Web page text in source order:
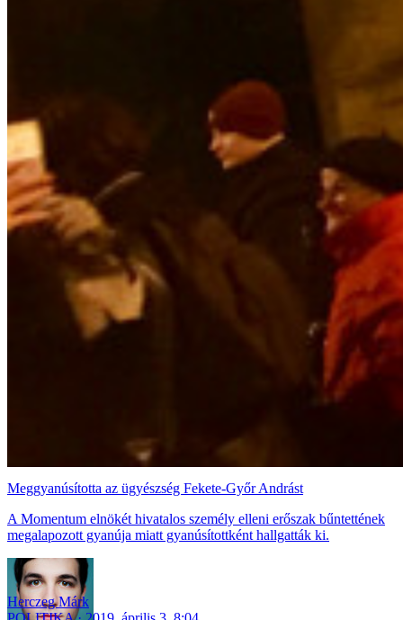
Meggyanúsította az ügyészség Fekete-Győr Andrást
A Momentum elnökét hivatalos személy elleni erőszak bűntettének
megalapozott gyanúja miatt gyanúsítottként hallgatták ki.
Herczeg Márk